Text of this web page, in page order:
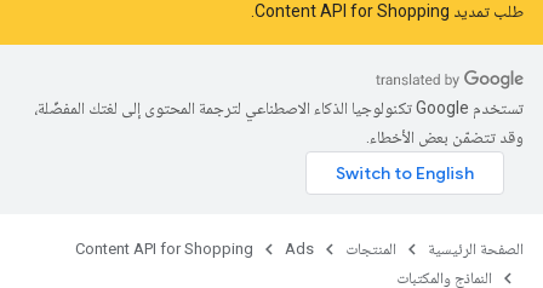
طلب تمديد Content API for Shopping
تستخدم Google تكنولوجيا الذكاء الاصطناعي لترجمة المحتوى إلى لغتك المفضّلة،
وقد تتضمّن بعض الأخطاء.
الصفحة الرئيسية المنتجات Ads
Content API for Shopping
النماذج والمكتبات